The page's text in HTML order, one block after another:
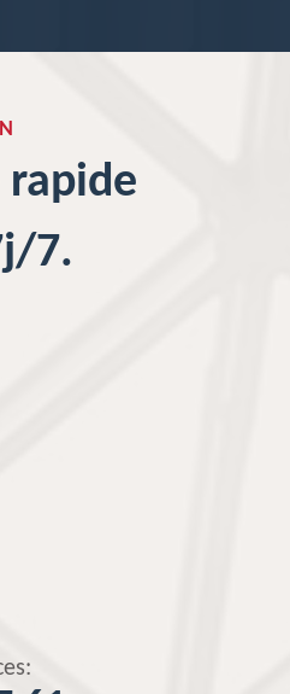
rapide
7.